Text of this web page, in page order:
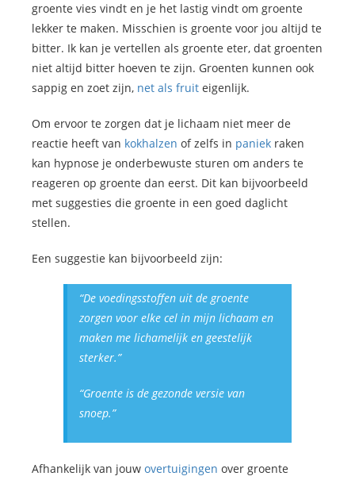
groente vies vindt en je het lastig vindt om groente
lekker te maken. Misschien is groente voor jou altijd te
bitter. Ik kan je vertellen als groente eter, dat groenten
niet altijd bitter hoeven te zijn. Groenten kunnen ook
sappig en zoet zijn, net als fruit eigenlijk.
Om ervoor te zorgen dat je lichaam niet meer de
reactie heeft van kokhalzen of zelfs in paniek raken
kan hypnose je onderbewuste sturen om anders te
reageren op groente dan eerst. Dit kan bijvoorbeeld
met suggesties die groente in een goed daglicht
stellen.
Een suggestie kan bijvoorbeeld zijn:
“De voedingsstoffen uit de groente
zorgen voor elke cel in mijn lichaam en
maken me lichamelijk en geestelijk
sterker.”
“Groente is de gezonde versie van
snoep.”
Afhankelijk van jouw overtuigingen over groente